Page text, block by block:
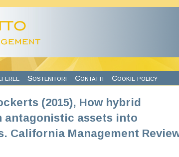
Sostenitori Contatti Cookie policy
(2015), How hybrid
antagonistic assets into
California Management